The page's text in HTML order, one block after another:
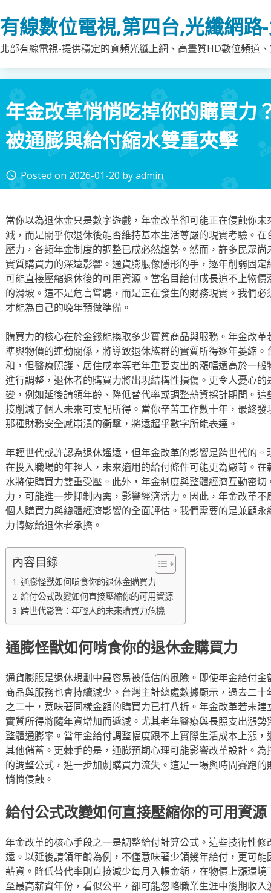
to
content
有線數位電視,第四台,光纖網路
北部有線電視-提供穩定的寬頻光纖上網、高畫質HD數位頻道
年金改革悄悄吃掉你的購買力
被通膨與給付縮水雙重夾擊
access_time Posted on 2026-01-20 byadmin
當你以為退休金只是數字遊戲，年金改革卻可能正在侵蝕你
減，而是關乎你退休後能否維持基本生活尊嚴的現實考驗。
壓力，各類年金制度的調整已成必然趨勢。然而，許多民眾
實質購買力的深遠影響。通貨膨脹像隱形的手，逐年削弱固
可能直接壓縮退休後的可用資源。當名目給付成長追不上物
的滑坡。這不是危言聳聽，而是正在發生的財務現實。我們
才能為自己的晚年預做準備。
購買力的核心在於金錢能換取多少實質商品與服務。年金改
準與物價的連動關係，將導致退休族群的實質所得逐年萎縮
和，但醫療照護、居住成本等老年重要支出的漲幅遠高於一
進行調整，退休者的購買力將出現結構性損傷。更令人憂心
變，例如延後請領年齡、降低替代率或調整薪資採計期間。
接削減了個人未來可支配所得。當你辛苦工作數十年，最終
那種財務安全感崩潰的衝擊，將遠超乎數字所能表達。
年輕世代或許認為退休遙遠，但年金改革的影響是跨世代的
在投入職場的年輕人，未來適用的給付條件可能更為嚴苛。
水將使購買力雙重受壓。此外，年金制度與整體經濟互動密
力，可能進一步抑制內需，影響經濟活力。因此，年金改革
個人購買力與總體經濟影響的全面評估。我們需要的是兼顧
力轉嫁給退休者承擔。
內容目錄
通膨怪獸如何啃食你的退休金購買力
給付公式改變如何直接壓縮你的可用資源
跨世代影響：年輕人的未來購買力危機
通膨怪獸如何啃食你的退休金購買力
通貨膨脹是退休規劃中最容易被低估的風險。即使年金給付
商品與服務也會持續減少。台灣主計總處數據顯示，過去二
之二十，意味著同樣金額的購買力已打八折。年金改革若未
實質所得將隨年資增加而遞減。尤其老年醫療與長照支出漲
整體通膨率。當年金給付調整幅度跟不上實際生活成本上漲
其他儲蓄。更棘手的是，通膨預期心理可能影響改革設計。
的調整公式，進一步加劇購買力流失。這是一場與時間賽跑
悄悄侵蝕。
給付公式改變如何直接壓縮你的可用資源
年金改革的核心手段之一是調整給付計算公式。這些技術性
遠。以延後請領年齡為例，不僅意味著少領幾年給付，更可
薪資。降低替代率則直接減少每月入帳金額，在物價上漲環
至最高薪資年份，看似公平，卻可能忽略職業生涯中後期收